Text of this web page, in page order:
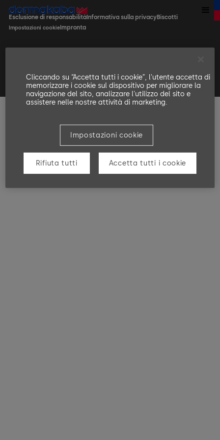
Esclusione di responsabilitàInformativa sulla privacyBiscotti
Impostazioni cookieImpronta
© dormakaba 2026, tutti i diritti riservati
Cliccando su “Accetta tutti i cookie”, l'utente accetta di
memorizzare i cookie sul dispositivo per migliorare la
navigazione del sito, analizzare l'utilizzo del sito e
assistere nelle nostre attività di marketing.
Impostazioni cookie
Rifiuta tutti Accetta tutti i cookie